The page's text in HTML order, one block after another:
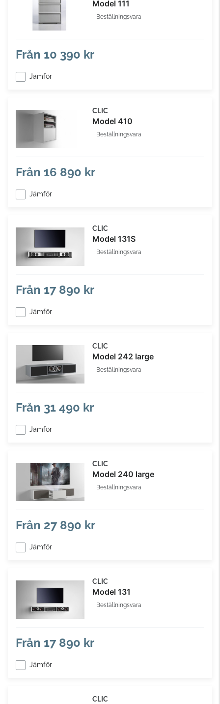
Model 111
Beställningsvara
Från 10 390 kr
Jämför
CLIC
Model 410
Beställningsvara
Från 16 890 kr
Jämför
CLIC
Model 131S
Beställningsvara
Från 17 890 kr
Jämför
CLIC
Model 242 large
Beställningsvara
Från 31 490 kr
Jämför
CLIC
Model 240 large
Beställningsvara
Från 27 890 kr
Jämför
CLIC
Model 131
Beställningsvara
Från 17 890 kr
Jämför
CLIC